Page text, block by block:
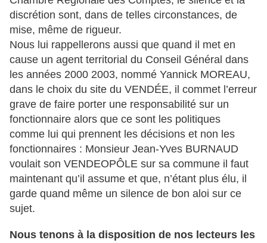
discrétion sont, dans de telles circonstances, de
mise, même de rigueur.
Nous lui rappellerons aussi que quand il met en
cause un agent territorial du Conseil Général dans
les années 2000 2003, nommé Yannick MOREAU,
dans le choix du site du VENDÉE, il commet l’erreur
grave de faire porter une responsabilité sur un
fonctionnaire alors que ce sont les politiques
comme lui qui prennent les décisions et non les
fonctionnaires : Monsieur Jean-Yves BURNAUD
voulait son VENDEOPÔLE sur sa commune il faut
maintenant qu’il assume et que, n’étant plus élu, il
garde quand même un silence de bon aloi sur ce
sujet.
Nous tenons à la disposition de nos lecteurs les